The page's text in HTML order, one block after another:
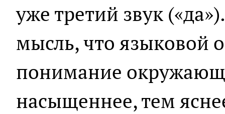
уже третий звук
мысль, что языковой
понимание
насыщеннее, тем